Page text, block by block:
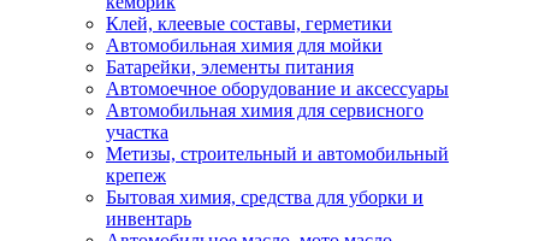
Клей, клеевые составы, герметики
Автомобильная химия для мойки
Батарейки, элементы питания
Автомоечное оборудование и аксессуары
Автомобильная химия для сервисного
участка
Метизы, строительный и автомобильный
крепеж
Бытовая химия, средства для уборки и
инвентарь